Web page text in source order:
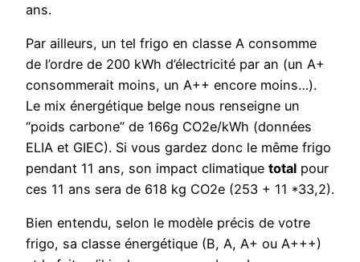
ans.
Par ailleurs, un tel frigo en classe A consomme
de l’ordre de 200 kWh d’électricité par an (un A+
consommerait moins, un A++ encore moins…).
Le mix énergétique belge nous renseigne un
“poids carbone” de 166g CO2e/kWh (données
ELIA et GIEC). Si vous gardez donc le même frigo
pendant 11 ans, son impact climatique total pour
ces 11 ans sera de 618 kg CO2e (253 + 11 *33,2).
Bien entendu, selon le modèle précis de votre
frigo, sa classe énergétique (B, A, A+ ou A+++)